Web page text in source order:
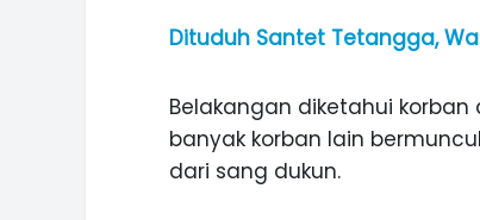
Dituduh Santet Tetangga,
Belakangan diketahui
banyak korban lain
dari sang dukun.